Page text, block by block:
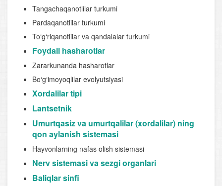
Tangachaqanotlilar turkumi
Pardaqanotlilar turkumi
To‘g‘riqanotlilar va qandalalar turkumi
Foydali hasharotlar
Zararkunanda hasharotlar
Bo‘g‘imoyoqlilar evolyutsiyasi
Xordalilar tipi
Lantsetnik
Umurtqasiz va umurtqalilar (xordalilar) ning
qon aylanish sistemasi
Hayvonlarning nafas olish sistemasi
Nerv sistemasi va sezgi organlari
Baliqlar sinfi